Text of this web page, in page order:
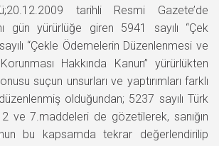
tarihli Resmi Gazete’de
gün yürürlüğe giren 5941 sayılı “Çek
“Çekle Ödemelerin Düzenlenmesi ve
Hakkında Kanun” yürürlükten
suçun unsurları ve yaptırımları farklı
olduğundan; 5237 sayılı Türk
2 ve 7.maddeleri de gözetilerek, sanığın
bu kapsamda tekrar değerlendirilip